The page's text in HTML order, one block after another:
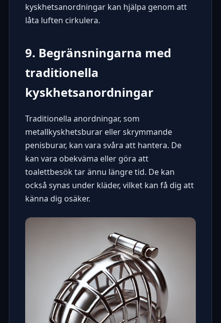
kyskhetsanordningar kan hjälpa genom att
låta luften cirkulera.
9. Begränsningarna med
traditionella
kyskhetsanordningar
Traditionella anordningar, som
metallkyskhetsburar eller skrymmande
penisburar, kan vara svåra att hantera. De
kan vara obekväma eller göra att
toalettbesök tar ännu längre tid. De kan
också synas under kläder, vilket kan få dig att
känna dig osäker.